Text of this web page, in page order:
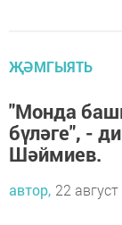
ҖӘМГЫЯТЬ
"Монда
бүләге", -
Шәймиев.
автор, 22